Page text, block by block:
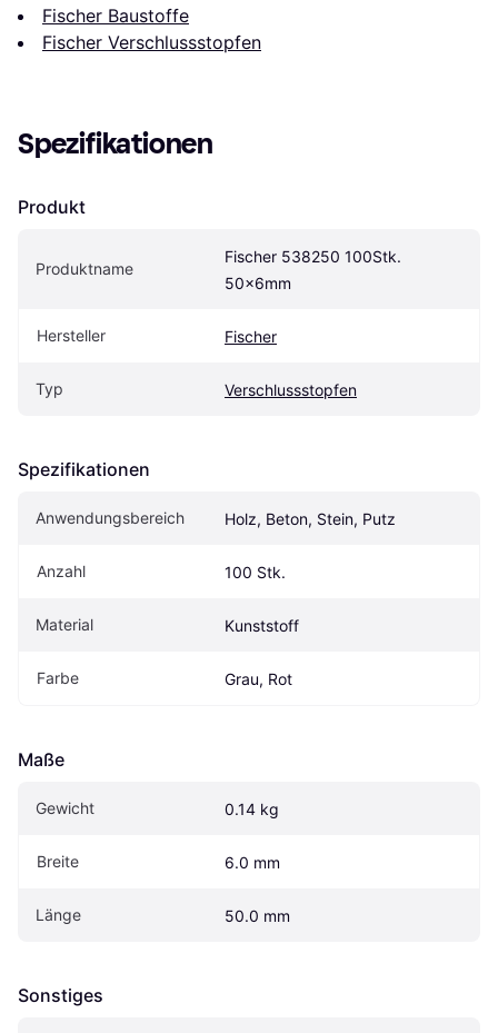
Fischer Baustoffe
Fischer Verschlussstopfen
Spezifikationen
Produkt
Produktname
Fischer ‎538250 100Stk.
50x6mm
Hersteller Fischer
Typ Verschlussstopfen
Spezifikationen
Anwendungsbereich Holz, Beton, Stein, Putz
Anzahl 100 Stk.
Material Kunststoff
Farbe Grau, Rot
Maße
Gewicht 0.14 kg
Breite 6.0 mm
Länge 50.0 mm
Sonstiges